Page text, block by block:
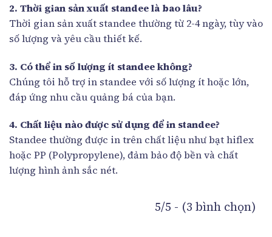
2. Thời gian sản xuất standee là bao lâu?
Thời gian sản xuất standee thường từ 2-4 ngày, tùy vào
số lượng và yêu cầu thiết kế.
3. Có thể in số lượng ít standee không?
Chúng tôi hỗ trợ in standee với số lượng ít hoặc lớn,
đáp ứng nhu cầu quảng bá của bạn.
4. Chất liệu nào được sử dụng để in standee?
Standee thường được in trên chất liệu như bạt hiflex
hoặc PP (Polypropylene), đảm bảo độ bền và chất
lượng hình ảnh sắc nét.
5/5 - (3 bình chọn)